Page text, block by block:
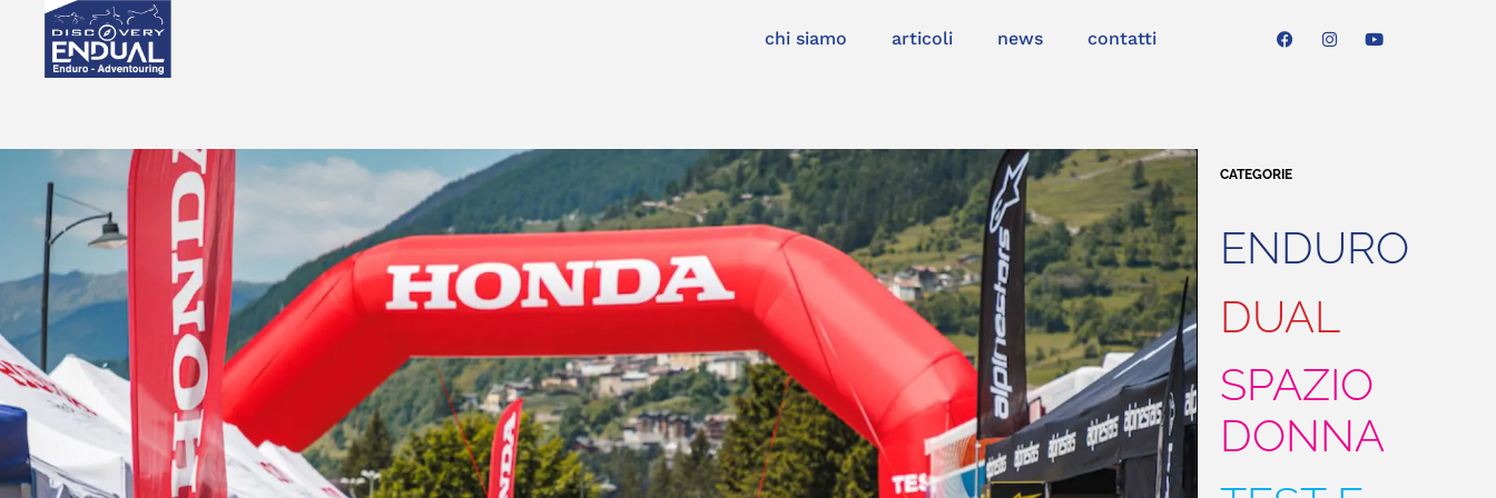
chi siamo articoli news contatti
CATEGORIE
ENDURO
DUAL
SPAZIO
DONNA